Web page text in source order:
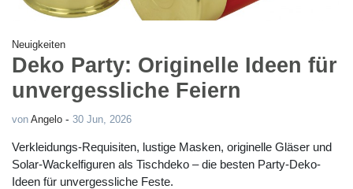
Neuigkeiten
Deko Party: Originelle Ideen für
unvergessliche Feiern
von Angelo - 30 Jun, 2026
Verkleidungs-Requisiten, lustige Masken, originelle Gläser und
Solar-Wackelfiguren als Tischdeko – die besten Party-Deko-
Ideen für unvergessliche Feste.